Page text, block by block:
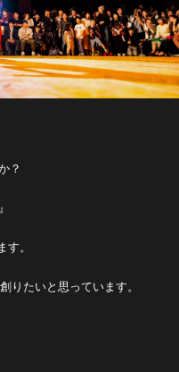
？
。
りたいと思っています。